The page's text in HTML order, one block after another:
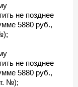
не позднее
5880 руб.,
не позднее
5880 руб.,
№);